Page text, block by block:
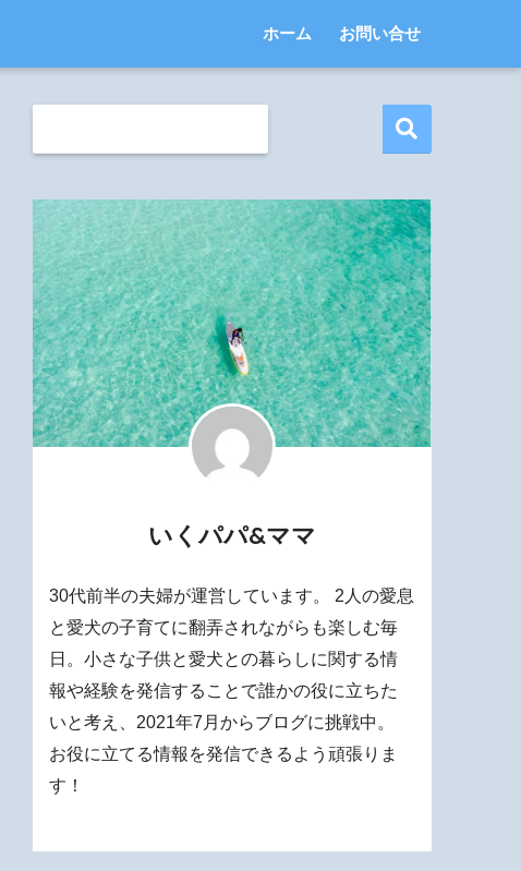
ホーム お問い合せ
いくパパ&ママ
30代前半の夫婦が運営しています。 2人の愛息
と愛犬の子育てに翻弄されながらも楽しむ毎
日。小さな子供と愛犬との暮らしに関する情
報や経験を発信することで誰かの役に立ちた
いと考え、2021年7月からブログに挑戦中。
お役に立てる情報を発信できるよう頑張りま
す！